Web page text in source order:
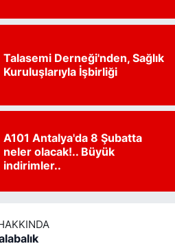
Talasemi Derneği'nden, Sağlık
Kuruluşlarıyla İşbirliği
A101 Antalya'da 8 Şubatta
neler olacak!.. Büyük
indirimler..